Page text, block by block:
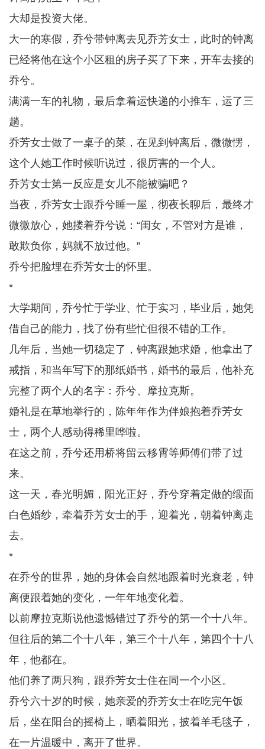
大却是投资大佬。
大一的寒假，乔兮带钟离去见乔芳女士，此时的钟离
已经将他在这个小区租的房子买了下来，开车去接的
乔兮。
满满一车的礼物，最后拿着运快递的小推车，运了三
趟。
乔芳女士做了一桌子的菜，在见到钟离后，微微愣，
这个人她工作时候听说过，很厉害的一个人。
乔芳女士第一反应是女儿不能被骗吧？
当夜，乔芳女士跟乔兮睡一屋，彻夜长聊后，最终才
微微放心，她搂着乔兮说：“闺女，不管对方是谁，
敢欺负你，妈就不放过他。”
乔兮把脸埋在乔芳女士的怀里。
*
大学期间，乔兮忙于学业、忙于实习，毕业后，她凭
借自己的能力，找了份有些忙但很不错的工作。
几年后，当她一切稳定了，钟离跟她求婚，他拿出了
戒指，和当年写下的那纸婚书，婚书的最后，他补充
完整了两个人的名字：乔兮、摩拉克斯。
婚礼是在草地举行的，陈年年作为伴娘抱着乔芳女
士，两个人感动得稀里哗啦。
在这之前，乔兮还用桥将留云移霄等师傅们带了过
来。
这一天，春光明媚，阳光正好，乔兮穿着定做的缎面
白色婚纱，牵着乔芳女士的手，迎着光，朝着钟离走
去。
*
在乔兮的世界，她的身体会自然地跟着时光衰老，钟
离便跟着她的变化，一年年地变化着。
以前摩拉克斯说他遗憾错过了乔兮的第一个十八年。
但往后的第二个十八年，第三个十八年，第四个十八
年，他都在。
他们养了两只狗，跟乔芳女士住在同一个小区。
乔兮六十岁的时候，她亲爱的乔芳女士在吃完午饭
后，坐在阳台的摇椅上，晒着阳光，披着羊毛毯子，
在一片温暖中，离开了世界。